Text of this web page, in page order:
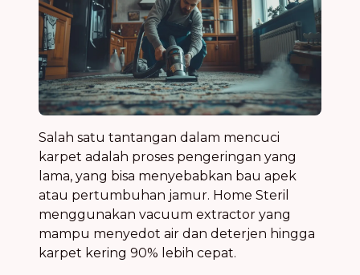
Salah satu tantangan dalam mencuci
karpet adalah proses pengeringan yang
lama, yang bisa menyebabkan bau apek
atau pertumbuhan jamur. Home Steril
menggunakan vacuum extractor yang
mampu menyedot air dan deterjen hingga
karpet kering 90% lebih cepat.